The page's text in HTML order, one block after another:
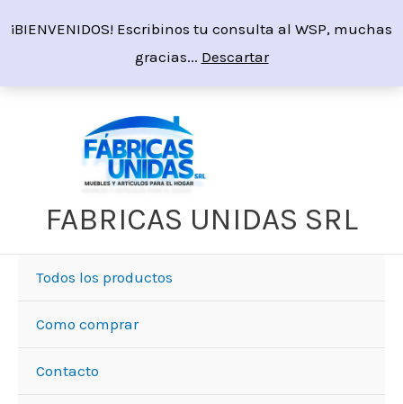
¡BIENVENIDOS! Escribinos tu consulta al WSP, muchas
gracias... Descartar
FABRICAS UNIDAS SRL
Todos los productos
Como comprar
Contacto